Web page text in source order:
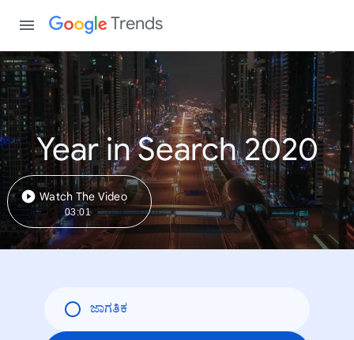
Trends
Year in Search 2020
Watch The Video
03:01
ಜಾಗತಿಕ